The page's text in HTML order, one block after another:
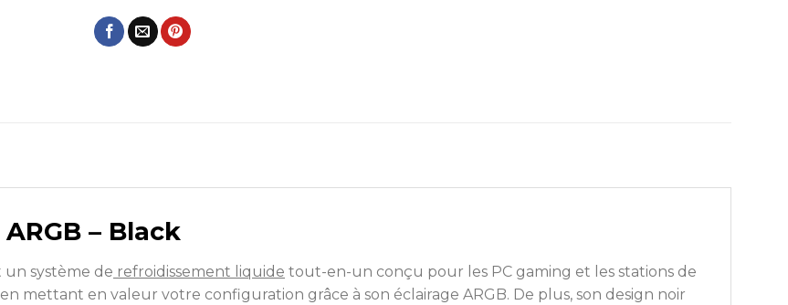
ARGB – Black
un système de refroidissement liquide tout-en-un conçu pour les PC gaming et les stations de
mettant en valeur votre configuration grâce à son éclairage ARGB. De plus, son design noir